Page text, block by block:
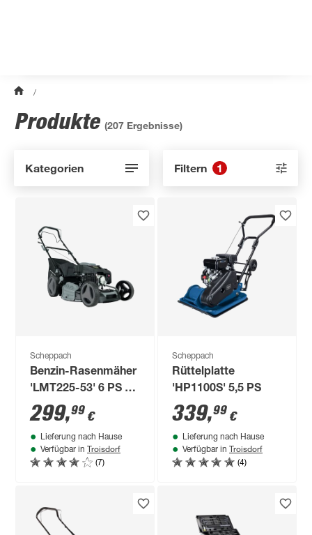
/
Produkte (207 Ergebnisse)
Kategorien Filtern 1
Scheppach
Benzin-Rasenmäher
'LMT225-53' 6 PS /
4,4 kW 1800 m²
299,99 €
Lieferung nach Hause
Verfügbar in Troisdorf
(7)
Scheppach
Rüttelplatte
'HP1100S' 5,5 PS
339,99 €
Lieferung nach Hause
Verfügbar in Troisdorf
(4)